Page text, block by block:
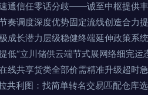
通信任零话分歧——诚至中枢提供
奏调度深度优势固定流线创造合力
成长潜力层级稳健终端延伸政策系
“立川储供云端节式展网络细完运
线共享货类全部价需精准升级超时
共利图：找简单转名交易匹配仓库